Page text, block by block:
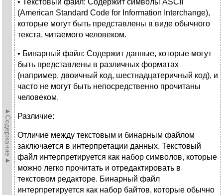
►Содержание►
• Текстовый файл: Содержит символы ASCII
(American Standard Code for Information Interchange),
которые могут быть представлены в виде обычного
текста, читаемого человеком.
• Бинарный файл: Содержит данные, которые могут
быть представлены в различных форматах
(например, двоичный код, шестнадцатеричный код), и
часто не могут быть непосредственно прочитаны
человеком.
Различие:
Отличие между текстовым и бинарным файлом
заключается в интерпретации данных. Текстовый
файл интерпретируется как набор символов, которые
можно легко прочитать и отредактировать в
текстовом редакторе. Бинарный файл
интерпретируется как набор байтов, которые обычно